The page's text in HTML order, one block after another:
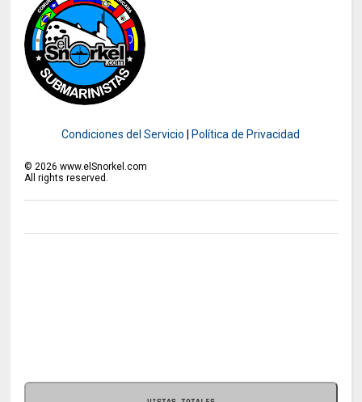
Condiciones del Servicio Política de Privacidad
© 2026 www.elSnorkel.com
All rights reserved.